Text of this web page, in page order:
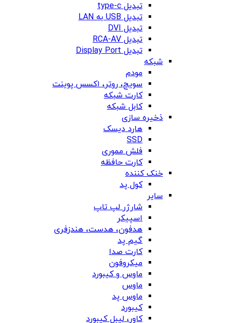
تبدیل type-c
تبدیل USB به LAN
تبدیل DVI
تبدیل RCA-AV
تبدیل Display Port
شبکه
مودم
سویچ، روتر، اکسس پوینت
کارت شبکه
کابل شبکه
ذخیره سازی
هارد دیسک
SSD
فلش مموری
کارت حافظه
خنک کننده
کول پد
سایر
شارژر لپ تاپ
اسپیکر
هدفون، هدست، هندزفری
گیم پد
کارت صدا
میکروفون
ماوس و کیبورد
ماوس
ماوس پد
کیبورد
کاور، لیبل کیبورد